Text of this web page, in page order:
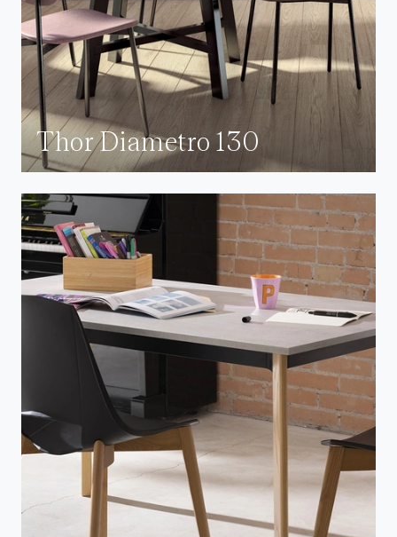
Thor Diametro 130